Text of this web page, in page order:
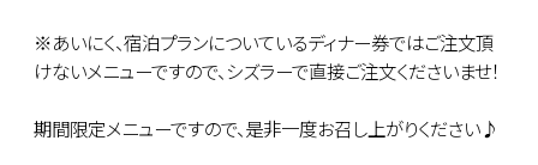
※あいにく、宿泊プランについているディナー券ではご注文頂
けないメニューですので、シズラーで直接ご注文くださいませ！
期間限定メニューですので、是非一度お召し上がりください♪